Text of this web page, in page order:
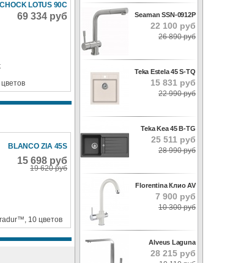
LOTUS 90C
69 334 руб
BLANCO ZIA 45S
15 698 руб
19 620 руб
10 цветов
Seaman SSN-0912P
22 100 руб
26 890 руб
Teka Estela 45 S-TQ
15 831 руб
22 990 руб
Teka Kea 45 B-TG
25 511 руб
28 990 руб
Florentina Клио AV
7 900 руб
10 300 руб
Alveus Laguna
28 215 руб